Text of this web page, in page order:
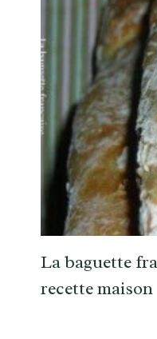
La baguette
recette maison